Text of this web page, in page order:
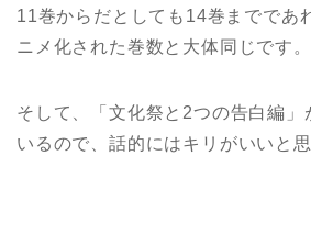
11巻からだとしても14巻までであ
ニメ化された巻数と大体同じです。
そして、「文化祭と2つの告白編」
いるので、話的にはキリがいいと思